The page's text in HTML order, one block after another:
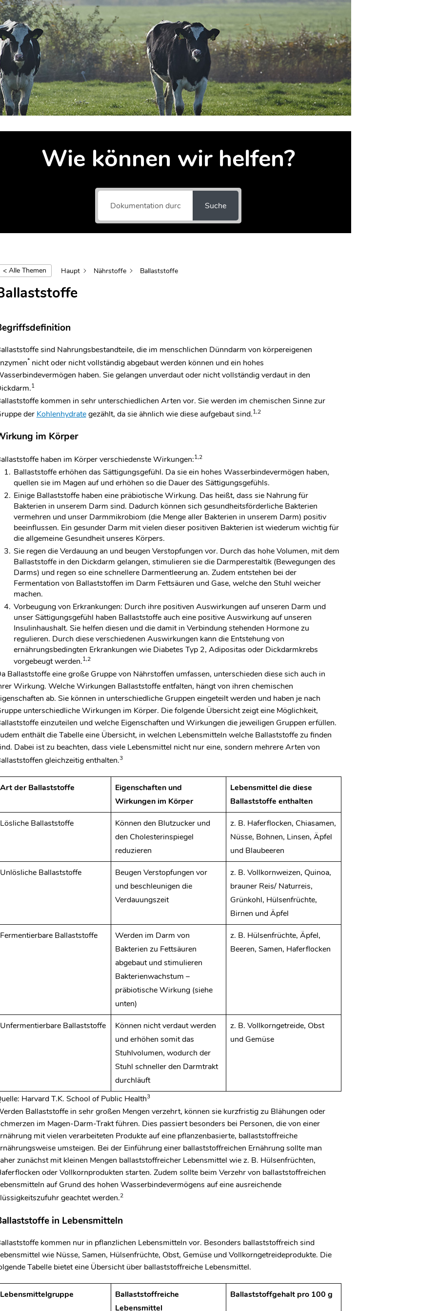
Wie können wir helfen?
Suche
Kategorien
Lebensmittelkennzeichnung
8
Gesundheit
Milchprodukte
15
Nährstoffe
8
Verarbeitungsverfahren
für
Milchprodukte
4
Auf
Milchbauernhof
< Alle Themen Haupt Nährstoffe Ballaststoffe
sind Nahrungsbestandteile, die im menschlichen Dünndarm von körpereigenen
*nicht oder nicht vollständig abgebaut werden können und ein hohes
haben. Sie gelangen unverdaut oder nicht vollständig verdaut in den
1
kommen in sehr unterschiedlichen Arten vor. Sie werden im chemischen Sinne zur
der Kohlenhydrategezählt, da sie ähnlich wie diese aufgebaut sind.1,2
im Körper
haben im Körper verschiedenste Wirkungen:1,2
Ballaststoffe erhöhen das Sättigungsgefühl. Da sie ein hohes Wasserbindevermögen haben,
quellen sie im Magen auf und erhöhen so die Dauer des Sättigungsgefühls.
Einige Ballaststoffe haben eine präbiotische Wirkung. Das heißt, dass sie Nahrung für
Bakterien in unserem Darm sind. Dadurch können sich gesundheitsförderliche Bakterien
vermehren und unser Darmmikrobiom (die Menge aller Bakterien in unserem Darm) positiv
beeinflussen. Ein gesunder Darm mit vielen dieser positiven Bakterien ist wiederum wichtig für
die allgemeine Gesundheit unseres Körpers.
Sie regen die Verdauung an und beugen Verstopfungen vor. Durch das hohe Volumen, mit dem
Ballaststoffe in den Dickdarm gelangen, stimulieren sie die Darmperestaltik (Bewegungen des
Darms) und regen so eine schnellere Darmentleerung an. Zudem entstehen bei der
Fermentation von Ballaststoffen im Darm Fettsäuren und Gase, welche den Stuhl weicher
machen.
Vorbeugung von Erkrankungen: Durch ihre positiven Auswirkungen auf unseren Darm und
unser Sättigungsgefühl haben Ballaststoffe auch eine positive Auswirkung auf unseren
Insulinhaushalt. Sie helfen diesen und die damit in Verbindung stehenden Hormone zu
regulieren. Durch diese verschiedenen Auswirkungen kann die Entstehung von
ernährungsbedingten Erkrankungen wie Diabetes Typ 2, Adipositas oder Dickdarmkrebs
vorgebeugt werden.1,2
Ballaststoffe eine große Gruppe von Nährstoffen umfassen, unterschieden diese sich auch in
Wirkung. Welche Wirkungen Ballaststoffe entfalten, hängt von ihren chemischen
ab. Sie können in unterschiedliche Gruppen eingeteilt werden und haben je nach
unterschiedliche Wirkungen im Körper. Die folgende Übersicht zeigt eine Möglichkeit,
einzuteilen und welche Eigenschaften und Wirkungen die jeweiligen Gruppen erfüllen.
enthält die Tabelle eine Übersicht, in welchen Lebensmitteln welche Ballaststoffe zu finden
Dabei ist zu beachten, dass viele Lebensmittel nicht nur eine, sondern mehrere Arten von
gleichzeitig enthalten.3
Art der Ballaststoffe
Eigenschaften und
Wirkungen im Körper
Lebensmittel die diese
Ballaststoffe enthalten
Lösliche Ballaststoffe
Können den Blutzucker und
den Cholesterinspiegel
reduzieren
z. B. Haferflocken, Chiasamen,
Nüsse, Bohnen, Linsen, Äpfel
und Blaubeeren
Unlösliche Ballaststoffe
Beugen Verstopfungen vor
und beschleunigen die
Verdauungszeit
z. B. Vollkornweizen, Quinoa,
brauner Reis/ Naturreis,
Grünkohl, Hülsenfrüchte,
Birnen und Äpfel
Fermentierbare Ballaststoffe
Werden im Darm von
Bakterien zu Fettsäuren
abgebaut und stimulieren
Bakterienwachstum –
präbiotische Wirkung (siehe
unten)
z. B. Hülsenfrüchte, Äpfel,
Beeren, Samen, Haferflocken
Unfermentierbare Ballaststoffe
Können nicht verdaut werden
und erhöhen somit das
Stuhlvolumen, wodurch der
Stuhl schneller den Darmtrakt
durchläuft
z. B. Vollkorngetreide, Obst
und Gemüse
Harvard T.K. School of Public Health3
Ballaststoffe in sehr großen Mengen verzehrt, können sie kurzfristig zu Blähungen oder
im Magen-Darm-Trakt führen. Dies passiert besonders bei Personen, die von einer
mit vielen verarbeiteten Produkte auf eine pflanzenbasierte, ballaststoffreiche
umsteigen. Bei der Einführung einer ballaststoffreichen Ernährung sollte man
zunächst mit kleinen Mengen ballaststoffreicher Lebensmittel wie z. B. Hülsenfrüchten,
oder Vollkornprodukten starten. Zudem sollte beim Verzehr von ballaststoffreichen
auf Grund des hohen Wasserbindevermögens auf eine ausreichende
geachtet werden.2
in Lebensmitteln
kommen nur in pflanzlichen Lebensmitteln vor. Besonders ballaststoffreich sind
wie Nüsse, Samen, Hülsenfrüchte, Obst, Gemüse und Vollkorngetreideprodukte. Die
Tabelle bietet eine Übersicht über ballaststoffreiche Lebensmittel.
Lebensmittelgruppe
Ballaststoffreiche
Lebensmittel
Ballaststoffgehalt pro 100 g